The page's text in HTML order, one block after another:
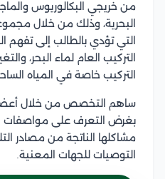
من خريجي البكالوريوس
البحرية، وذلك من خلال
التي تؤدي بالطالب إلى تفهم
التركيب العام لماء البحر،
التركيب خاصة في المياه
ساهم التخصص من خلال
بغرض التعرف على مواصفات
مشاكلها الناتجة من مصادر
التوصيات للجهات المعنية.